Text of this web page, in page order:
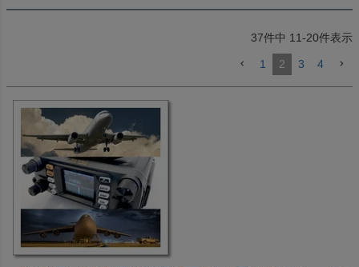
37件中 11-20件表示
1 2 3 4